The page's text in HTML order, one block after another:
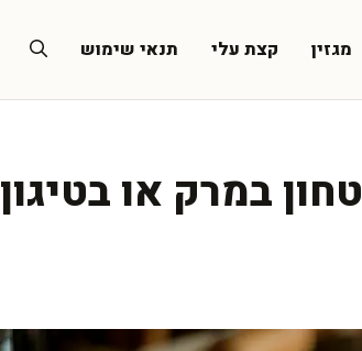
מגזין קצת עלי תנאי שימוש
במרק או בטיגון